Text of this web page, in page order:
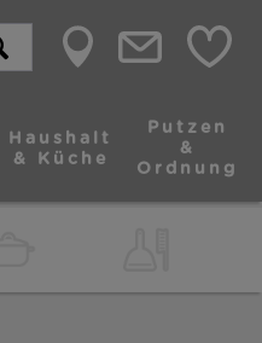
Haushalt
& Küche
Putzen
&
Ordnung